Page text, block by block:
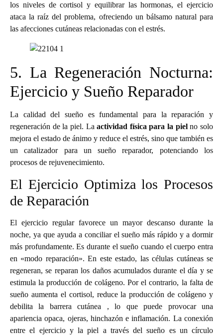
los niveles de cortisol y equilibrar las hormonas, el ejercicio
ataca la raíz del problema, ofreciendo un bálsamo natural para
las afecciones cutáneas relacionadas con el estrés.
5. La Regeneración Nocturna:
Ejercicio y Sueño Reparador
La calidad del sueño es fundamental para la reparación y
regeneración de la piel. Laactividad física para la pielno solo
mejora el estado de ánimo y reduce el estrés, sino que también es
un catalizador para un sueño reparador, potenciando los
procesos de rejuvenecimiento.
El Ejercicio Optimiza los Procesos
de Reparación
El ejercicio regular favorece un mayor descanso durante la
noche, ya que ayuda a conciliar el sueño más rápido y a dormir
más profundamente. Es durante el sueño cuando el cuerpo entra
en «modo reparación». En este estado, las células cutáneas se
regeneran, se reparan los daños acumulados durante el día y se
estimula la producción de colágeno. Por el contrario, la falta de
sueño aumenta el cortisol, reduce la producción de colágeno y
debilita la barrera cutánea , lo que puede provocar una
apariencia opaca, ojeras, hinchazón e inflamación. La conexión
entre el ejercicio y la piel a través del sueño es un círculo